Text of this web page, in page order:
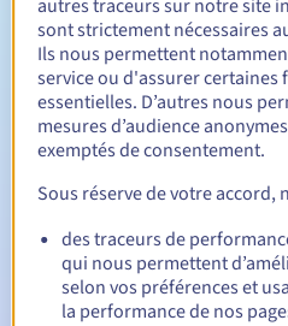
Durée de renouvellement
Période de rédemption
Notifications
E-mails d'avertissement : 60,
date d'échéance
autres traceurs sur notre site
sont strictement nécessaires
Ils nous permettent
service ou d'assurer
essentielles. D’autres nous
mesures d’audience
exemptés de consentement.
Sous réserve de votre accord,
des traceurs de
qui nous permettent
selon vos préférences et
la performance de nos